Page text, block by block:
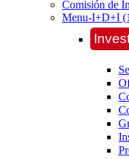
Comisión de
Menu-I+D+I